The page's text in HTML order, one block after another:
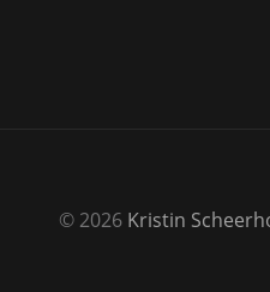
© 2026 Kristin